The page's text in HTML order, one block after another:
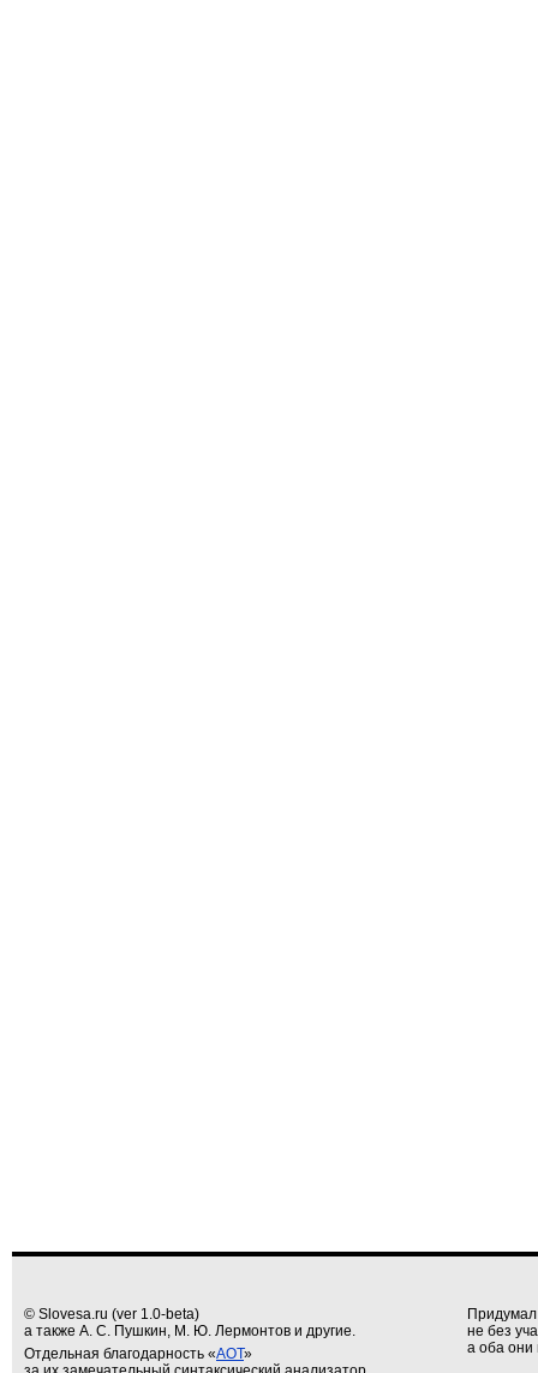
© Slovesa.ru (ver 1.0-beta)
а также А. С. Пушкин, М. Ю. Лермонтов и другие.
Отдельная благодарность «АОТ»
не без
а оба они